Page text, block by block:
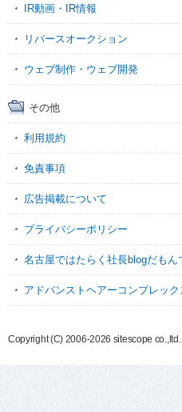
IR動画・IR情報
リバースオークション
ウェブ制作・ウェブ開発
その他
利用規約
免責事項
広告掲載について
プライバシーポリシー
名古屋ではたらく社長blogだもん
アドバンストヘアーコンプレッ
Copyright (C) 2006-2026 sitescope